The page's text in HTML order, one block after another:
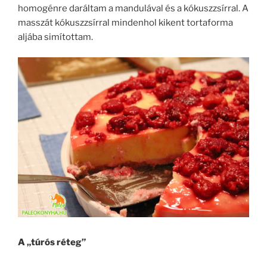
homogénre daráltam a mandulával és a kókuszzsírral. A
masszát kókuszzsírral mindenhol kikent tortaforma
aljába simítottam.
A „túrós réteg”